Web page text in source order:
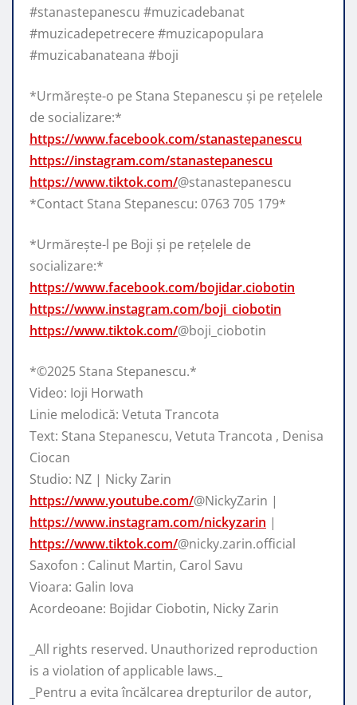
#stanastepanescu #muzicadebanat
#muzicadepetrecere #muzicapopulara
#muzicabanateana #boji
*Urmărește-o pe Stana Stepanescu și pe rețelele
de socializare:*
https://www.facebook.com/stanastepanescu
https://instagram.com/stanastepanescu
https://www.tiktok.com/@stanastepanescu
*Contact Stana Stepanescu: 0763 705 179*
*Urmărește-l pe Boji și pe rețelele de
socializare:*
https://www.facebook.com/bojidar.ciobotin
https://www.instagram.com/boji_ciobotin
https://www.tiktok.com/@boji_ciobotin
*©️2025 Stana Stepanescu.*
Video: Ioji Horwath
Linie melodică: Vetuta Trancota
Text: Stana Stepanescu, Vetuta Trancota , Denisa
Ciocan
Studio: NZ | Nicky Zarin
https://www.youtube.com/@NickyZarin |
https://www.instagram.com/nickyzarin |
https://www.tiktok.com/@nicky.zarin.official
Saxofon : Calinut Martin, Carol Savu
Vioara: Galin Iova
Acordeoane: Bojidar Ciobotin, Nicky Zarin
_All rights reserved. Unauthorized reproduction
is a violation of applicable laws._
_Pentru a evita încălcarea drepturilor de autor,